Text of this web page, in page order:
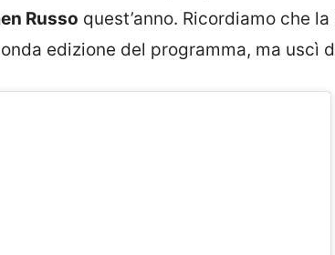
Russo quest’anno. Ricordiamo che
edizione del programma, ma uscì